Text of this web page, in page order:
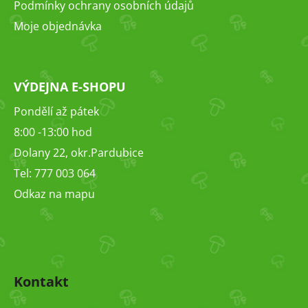
Podmínky ochrany osobních údajů
Moje objednávka
VÝDEJNA E-SHOPU
Pondělí až pátek
8:00 -13:00 hod
Dolany 22, okr.Pardubice
Tel: 777 003 064
Odkaz na mapu
Kontakt